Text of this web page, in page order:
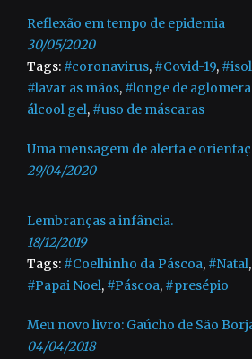
Reflexão em tempo de epidemia
30/05/2020
Tags: #coronavirus, #Covid-19,
#lavar as mãos, #longe de
álcool gel, #uso de máscaras
Uma mensagem de alerta e
29/04/2020
Lembranças a infância.
18/12/2019
Tags: #Coelhinho da Páscoa, #Natal,
#Papai Noel, #Páscoa, #presépio
Meu novo livro: Gaúcho de São
04/04/2018